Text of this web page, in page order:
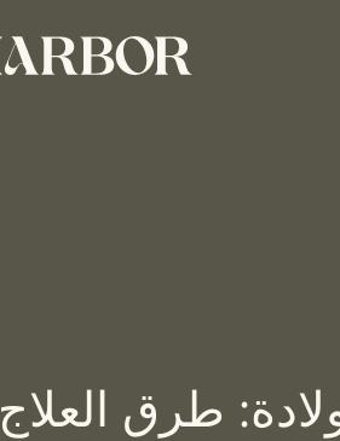
طرق العلاج